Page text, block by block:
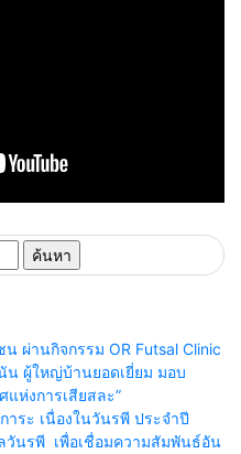
ผ่านกิจกรรม OR Futsal Clinic
ผู้ใหญ่บ้านยอดเยี่ยม มอบ
แห่งการเสียสละ”
าระ เนื่องในวันรพี ประจำปี
นรพี เพื่อเชื่อมความสัมพันธ์อัน